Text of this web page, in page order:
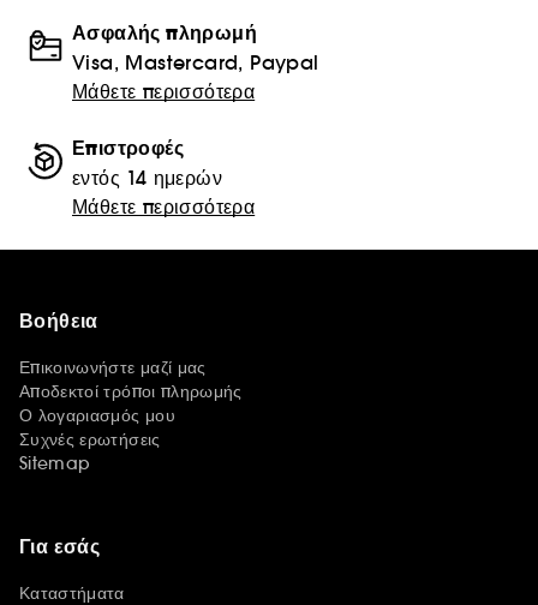
Ασφαλής πληρωμή
Visa, Mastercard, Paypal
Μάθετε περισσότερα
Επιστροφές
εντός 14 ημερών
Μάθετε περισσότερα
Βοήθεια
Επικοινωνήστε μαζί μας
Αποδεκτοί τρόποι πληρωμής
Ο λογαριασμός μου
Συχνές ερωτήσεις
Sitemap
Για εσάς
Καταστήματα